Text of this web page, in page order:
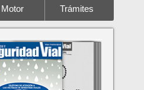
Motor Trámites